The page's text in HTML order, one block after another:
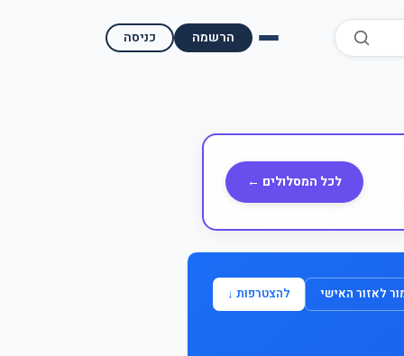
כניסה הרשמה
מאמרים ומדריכים
תשואות היסטוריות
מעקב שוק ההון | גמלטופ
תנאי שימוש
לכל המסלולים ←
לאזור האישי להצטרפות ↓